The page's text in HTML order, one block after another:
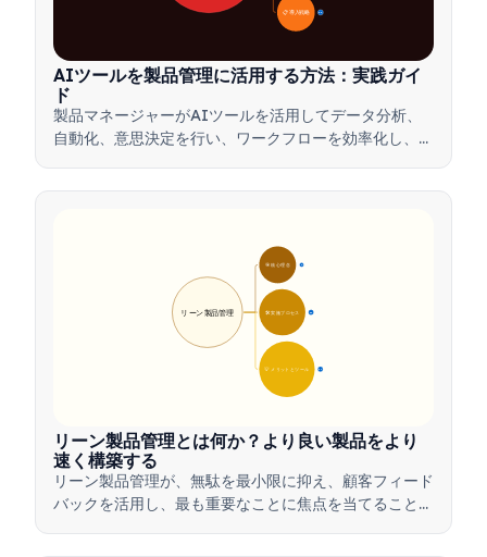
📋 導入戦略 33
AIツールを製品管理に活用する方法：実践ガイ
ド
製品マネージャーがAIツールを活用してデータ分析、
自動化、意思決定を行い、ワークフローを効率化し、製
🎯 核心理念 9
🛠️ 実施プロセス
💡 メリットとツール 17
リーン製品管理
リーン製品管理とは何か？より良い製品をより
速く構築する
リーン製品管理が、無駄を最小限に抑え、顧客フィード
バックを活用し、最も重要なことに焦点を当てること